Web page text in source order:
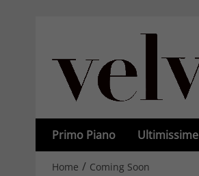
Primo Piano Ultimissime
Home / Coming Soon